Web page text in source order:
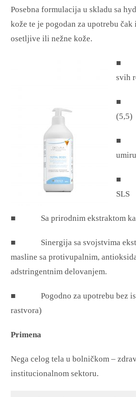
Posebna formulacija u skladu sa
kože te je pogodan za upotrebu čak
osetljive ili nežne kože.
■
svih
■
(5,5)
■
■
SLS
■ Sa prirodnim ekstraktom
■ Sinergija sa svojstvima
masline sa protivupalnim,
adstringentnim delovanjem.
■ Pogodno za upotrebu bez
rastvora)
Primena
Nega celog tela u bolničkom –
institucionalnom sektoru.